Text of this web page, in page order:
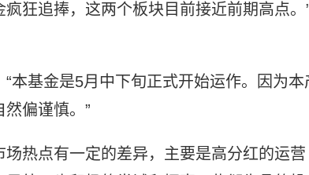
狂追捧，这两个板块目前接近前期高点。
本基金是5月中下旬正式开始运作。因为本
偏谨慎。”
热点有一定的差异，主要是高分红的运营